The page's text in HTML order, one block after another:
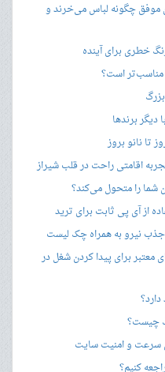
موفق چگونه لباس می‌خرند و
خطری برای آینده
مناسب‌تر است؟
دیگر برندها
تا نانو بروز
اقامتی راحت در قلب شیراز
از آی پی ثابت برای ترید
جذب نیرو به همراه چک لیست
معتبر برای پیدا کردن شغل در
چیست؟
سرعت و امنیت سایت
کنیم؟